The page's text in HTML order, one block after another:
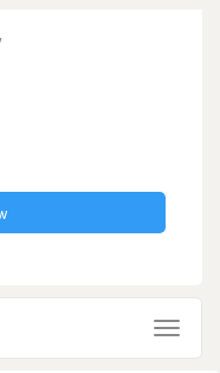
Toggle